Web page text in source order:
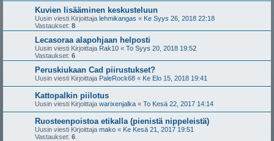
Kuvien lisääminen keskusteluun
Uusin viesti Kirjoittaja lehmikangas « Ke Syys 26, 2018 22:18
Vastaukset: 8
Lecasoraa alapohjaan helposti
Uusin viesti Kirjoittaja Rak10 « To Syys 20, 2018 19:52
Vastaukset: 6
Peruskiukaan Cad piirustukset?
Uusin viesti Kirjoittaja PaleRock68 « Ke Elo 15, 2018 19:41
Kattopalkin piilotus
Uusin viesti Kirjoittaja warixenjalka « To Kesä 22, 2017 14:14
Ruosteenpoistoa etikalla (pienistä nippeleistä)
Uusin viesti Kirjoittaja mako « Ke Kesä 21, 2017 19:51
Vastaukset: 6